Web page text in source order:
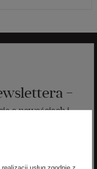
o nowościach i
na stałe!